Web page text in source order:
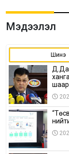
Мэдээлэл
Шинэ